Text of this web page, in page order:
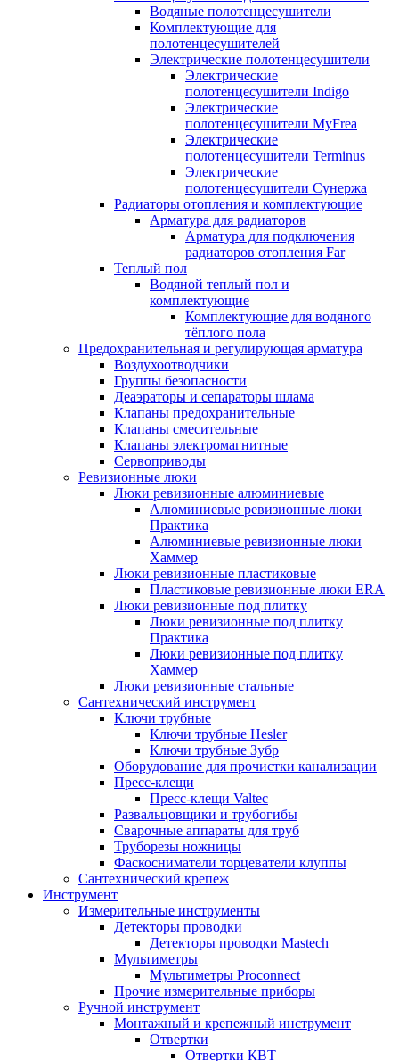
Водяные полотенцесушители
Комплектующие для
полотенцесушителей
Электрические полотенцесушители
Электрические
полотенцесушители Indigo
Электрические
полотенцесушители MyFrea
Электрические
полотенцесушители Terminus
Электрические
полотенцесушители Сунержа
Радиаторы отопления и комплектующие
Арматура для радиаторов
Арматура для подключения
радиаторов отопления Far
Теплый пол
Водяной теплый пол и
комплектующие
Комплектующие для водяного
тёплого пола
Предохранительная и регулирующая арматура
Воздухоотводчики
Группы безопасности
Деаэраторы и сепараторы шлама
Клапаны предохранительные
Клапаны смесительные
Клапаны электромагнитные
Сервоприводы
Ревизионные люки
Люки ревизионные алюминиевые
Алюминиевые ревизионные люки
Практика
Алюминиевые ревизионные люки
Хаммер
Люки ревизионные пластиковые
Пластиковые ревизионные люки ERA
Люки ревизионные под плитку
Люки ревизионные под плитку
Практика
Люки ревизионные под плитку
Хаммер
Люки ревизионные стальные
Сантехнический инструмент
Ключи трубные
Ключи трубные Hesler
Ключи трубные Зубр
Оборудование для прочистки канализации
Пресс-клещи
Пресс-клещи Valtec
Развальцовщики и трубогибы
Сварочные аппараты для труб
Труборезы ножницы
Фаскосниматели торцеватели клуппы
Сантехнический крепеж
Инструмент
Измерительные инструменты
Детекторы проводки
Детекторы проводки Mastech
Мультиметры
Мультиметры Proconnect
Прочие измерительные приборы
Ручной инструмент
Монтажный и крепежный инструмент
Отвертки
Отвертки КВТ